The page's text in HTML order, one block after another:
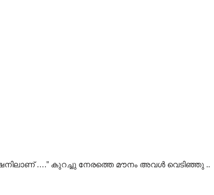
….” കുറച്ചു നേരത്തെ മൗനം അവൾ വെടിഞ്ഞു ..